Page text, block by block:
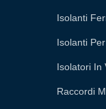
Isolanti
Isolanti
Isolatori In
Raccordi